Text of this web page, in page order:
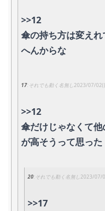
>>12
傘の持ち方は変え
へんからな
17 それでも動く名無し 2023/07/02(
>>12
傘だけじゃなくて
が高そうって思った
20 それでも動く名無し 2023/07/
>>17